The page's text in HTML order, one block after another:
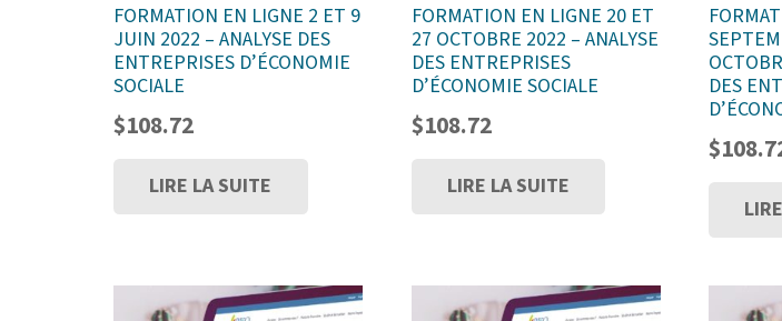
FORMATION EN LIGNE 2 ET 9
JUIN 2022 – ANALYSE DES
ENTREPRISES D’ÉCONOMIE
SOCIALE
$108.72
LIRE LA SUITE
FORMATION EN LIGNE 20 ET
27 OCTOBRE 2022 – ANALYSE
DES ENTREPRISES
D’ÉCONOMIE SOCIALE
$108.72
LIRE LA SUITE
DES
$